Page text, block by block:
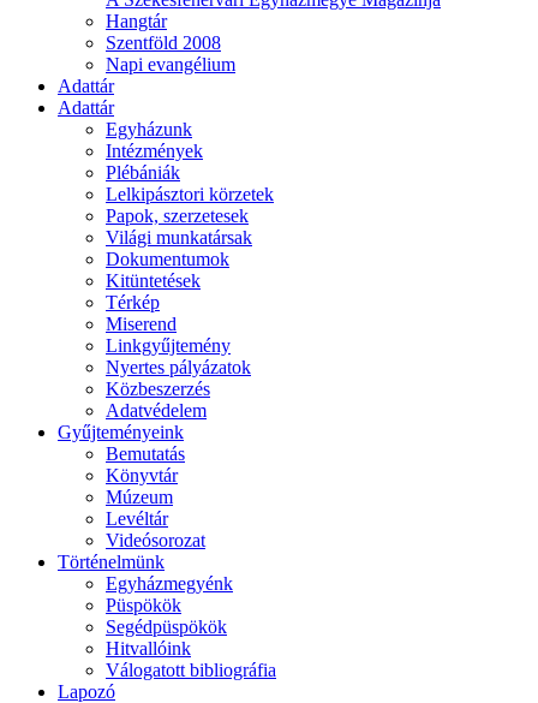
Hangtár
Szentföld 2008
Napi evangélium
Adattár
Adattár
Egyházunk
Intézmények
Plébániák
Lelkipásztori körzetek
Papok, szerzetesek
Világi munkatársak
Dokumentumok
Kitüntetések
Térkép
Miserend
Linkgyűjtemény
Nyertes pályázatok
Közbeszerzés
Adatvédelem
Gyűjteményeink
Bemutatás
Könyvtár
Múzeum
Levéltár
Videósorozat
Történelmünk
Egyházmegyénk
Püspökök
Segédpüspökök
Hitvallóink
Válogatott bibliográfia
Lapozó